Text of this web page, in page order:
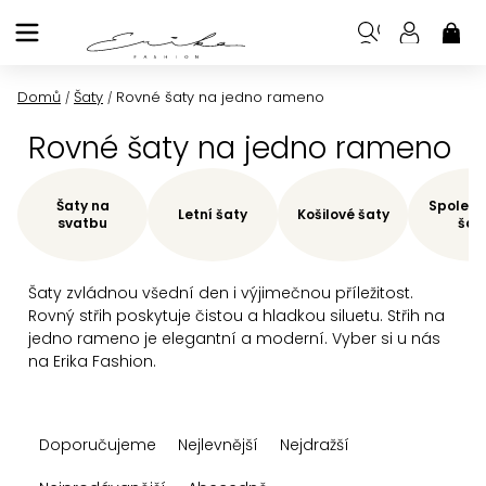
na
Domů / Šaty / Rovné šaty na jedno rameno
Rovné šaty na jedno rameno
Šaty zvládnou všední den i výjimečnou příležitost.
Rovný střih poskytuje čistou a hladkou siluetu. Střih na
jedno rameno je elegantní a moderní. Vyber si u nás
na Erika Fashion.
Šaty na
svatbu
Letní šaty Košilové šaty
aDoporučujeme Nejlevnější
Nejdražší